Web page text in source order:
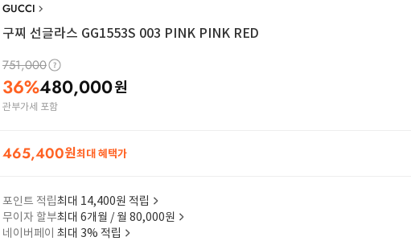
GUCCI
구찌 선글라스 GG1553S 003 PINK PINK RED
751,000
36%480,000원
관부가세 포함
465,400원최대 혜택가
포인트 적립최대 14,400원 적립
무이자 할부최대 6개월 / 월 80,000원
네이버페이 최대 3% 적립